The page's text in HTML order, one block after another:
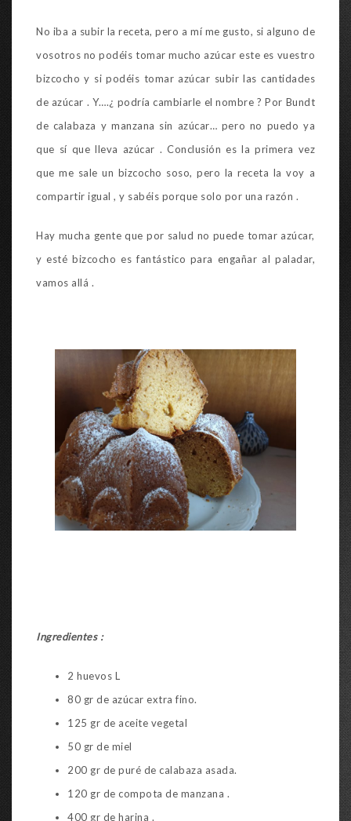
No iba a subir la receta, pero a mí me gusto, si alguno de
vosotros no podéis tomar mucho azúcar este es vuestro
bizcocho y si podéis tomar azúcar subir las cantidades
de azúcar . Y….¿ podría cambiarle el nombre ? Por Bundt
de calabaza y manzana sin azúcar… pero no puedo ya
que sí que lleva azúcar . Conclusión es la primera vez
que me sale un bizcocho soso, pero la receta la voy a
compartir igual , y sabéis porque solo por una razón .
Hay mucha gente que por salud no puede tomar azúcar,
y esté bizcocho es fantástico para engañar al paladar,
vamos allá .
Ingredientes :
2 huevos L
80 gr de azúcar extra fino.
125 gr de aceite vegetal
50 gr de miel
200 gr de puré de calabaza asada.
120 gr de compota de manzana .
400 gr de harina .